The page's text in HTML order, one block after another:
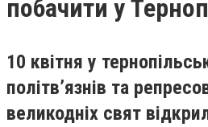
побачити у
10 квітня у
політв’язнів та
великодніх свят